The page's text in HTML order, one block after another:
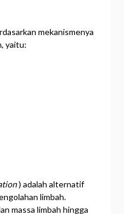
mekanismenya
yaitu:
) adalah alternatif
limbah.
massa limbah hingga